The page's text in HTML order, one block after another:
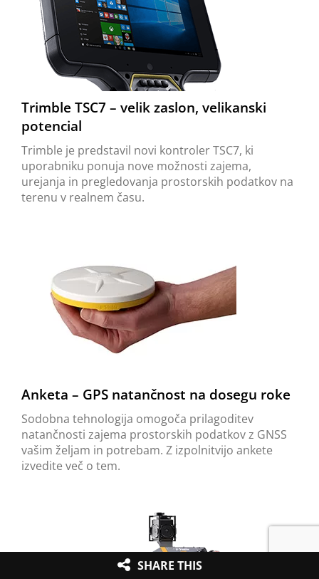
Trimble TSC7 – velik zaslon, velikanski
potencial
Trimble je predstavil novi kontroler TSC7, ki
uporabniku ponuja nove možnosti zajema,
urejanja in pregledovanja prostorskih podatkov na
terenu v realnem času.
Anketa – GPS natančnost na dosegu roke
Sodobna tehnologija omogoča prilagoditev
natančnosti zajema prostorskih podatkov z GNSS
vašim željam in potrebam. Z izpolnitvijo ankete
izvedite več o tem.
SHARE THIS